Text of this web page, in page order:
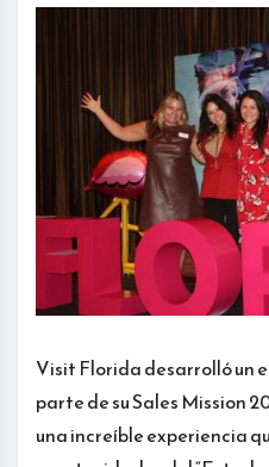
Visit Florida desarrolló un
parte de su Sales Mission
una increíble experiencia